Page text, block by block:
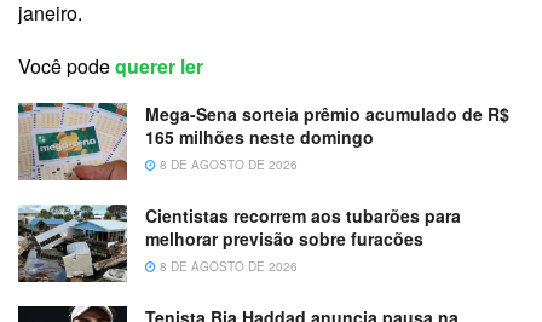
janeiro.
Você podequerer ler
Mega-Sena sorteia prêmio acumulado de R$
165 milhões neste domingo
8 DE AGOSTO DE 2026
Cientistas recorrem aos tubarões para
melhorar previsão sobre furacões
8 DE AGOSTO DE 2026